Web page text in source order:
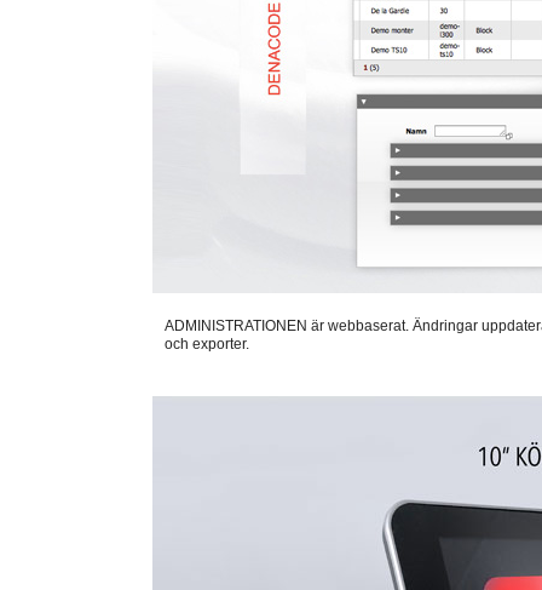
ADMINISTRATIONEN är webbaserat. Ändringar
och exporter.